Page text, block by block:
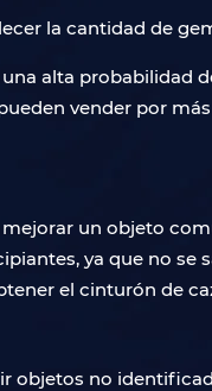
la cantidad de
alta probabilidad
vender por
mejorar un objeto
ya que no se
el cinturón de
objetos no